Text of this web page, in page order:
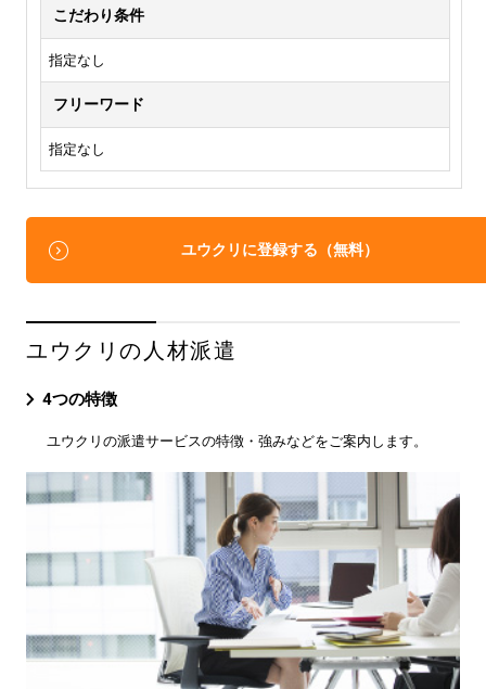
こだわり条件
指定なし
フリーワード
指定なし
ユウクリに登録する（無料）
ユウクリの人材派遣
4つの特徴
ユウクリの派遣サービスの特徴・強みなどをご案内します。